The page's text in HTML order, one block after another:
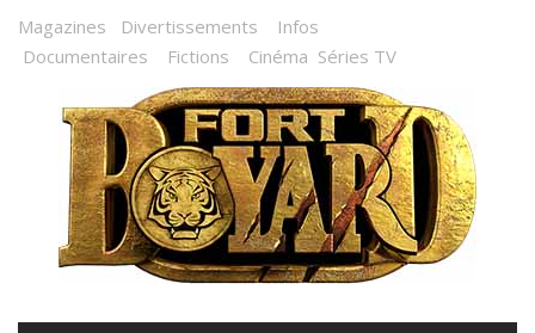
Magazines Divertissements
Infos
Documentaires
Fictions Cinéma Séries TV